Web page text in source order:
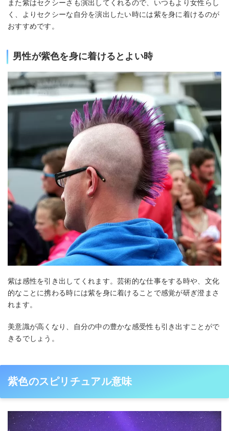
また紫はセクシーさも演出してくれるので、いつもより女性らし
く、よりセクシーな自分を演出したい時には紫を身に着けるのが
おすすめです。
男性が紫色を身に着けるとよい時
紫は感性を引き出してくれます。芸術的な仕事をする時や、文化
的なことに携わる時には紫を身に着けることで感覚が研ぎ澄まさ
れます。
美意識が高くなり、自分の中の豊かな感受性も引き出すことがで
きるでしょう。
紫色のスピリチュアル意味